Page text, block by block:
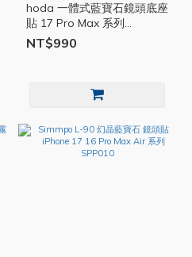
hoda 一體式藍寶石鏡頭底座
貼 17 Pro Max 系列
HOD064
NT$990